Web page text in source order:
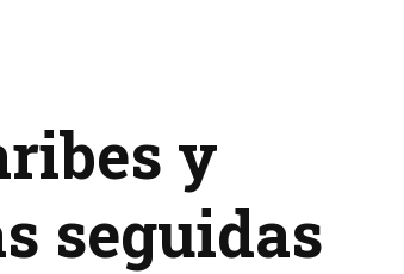
y
seguidas